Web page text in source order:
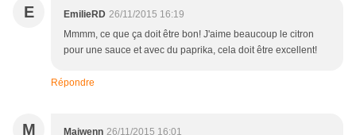
E EmilieRD 26/11/2015 16:19
Mmmm, ce que ça doit être bon! J'aime beaucoup le citron
pour une sauce et avec du paprika, cela doit être excellent!
Répondre
M Maiwenn 26/11/2015 16:01